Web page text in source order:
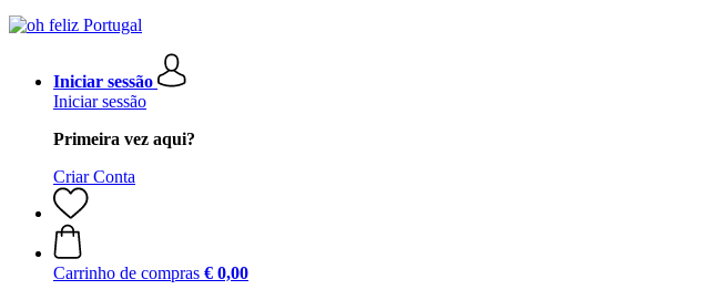
Iniciar sessão
Iniciar sessão
Primeira vez aqui?
Criar Conta
Carrinho de compras € 0,00